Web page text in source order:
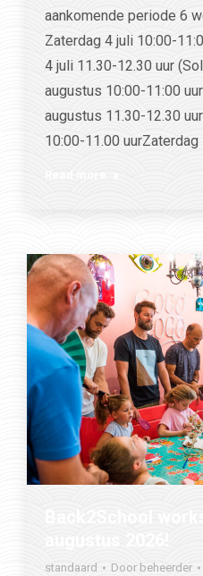
aankomende periode 6
Zaterdag 4 juli 10:00-
4 juli 11.30-12.30 uur
augustus 10:00-11:00
augustus 11.30-12.30
10:00-11.00 uurZaterdag
standaard Door beheerder